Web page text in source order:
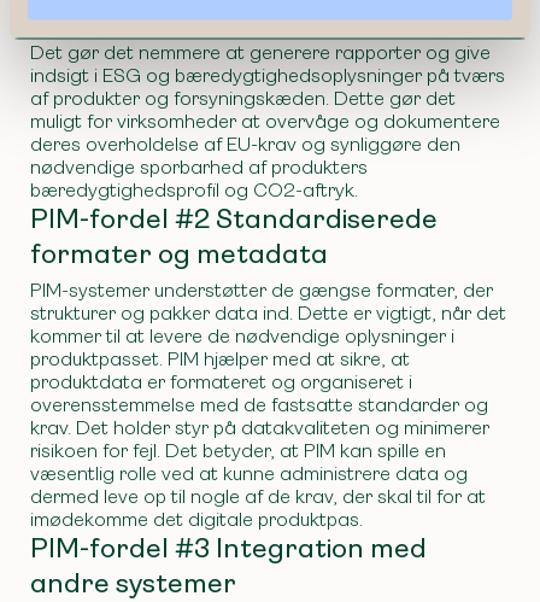
Det gør det nemmere at generere rapporter og give
indsigt i ESG og bæredygtighedsoplysninger på tværs
af produkter og forsyningskæden. Dette gør det
muligt for virksomheder at overvåge og dokumentere
deres overholdelse af EU-krav og synliggøre den
nødvendige sporbarhed af produkters
bæredygtighedsprofil og CO2-aftryk.
PIM-fordel #2 Standardiserede
formater og metadata
PIM-systemer understøtter de gængse formater, der
strukturer og pakker data ind. Dette er vigtigt, når det
kommer til at levere de nødvendige oplysninger i
produktpasset. PIM hjælper med at sikre, at
produktdata er formateret og organiseret i
overensstemmelse med de fastsatte standarder og
krav. Det holder styr på datakvaliteten og minimerer
risikoen for fejl. Det betyder, at PIM kan spille en
væsentlig rolle ved at kunne administrere data og
dermed leve op til nogle af de krav, der skal til for at
imødekomme det digitale produktpas.
PIM-fordel #3 Integration med
andre systemer